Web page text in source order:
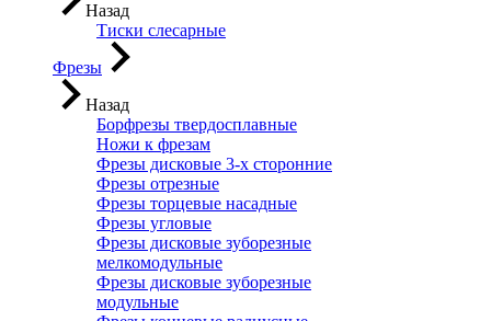
Назад
Тиски слесарные
Фрезы
Назад
Борфрезы твердосплавные
Ножи к фрезам
Фрезы дисковые 3-х сторонние
Фрезы отрезные
Фрезы торцевые насадные
Фрезы угловые
Фрезы дисковые зуборезные
мелкомодульные
Фрезы дисковые зуборезные
модульные